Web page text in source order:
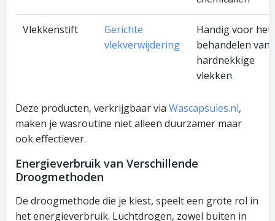
Vlekkenstift
Gerichte
vlekverwijdering
Handig voor het
behandelen van
hardnekkige
vlekken
Deze producten, verkrijgbaar via Wascapsules.nl,
maken je wasroutine niet alleen duurzamer maar
ook effectiever.
Energieverbruik van Verschillende
Droogmethoden
De droogmethode die je kiest, speelt een grote rol in
het energieverbruik. Luchtdrogen, zowel buiten in